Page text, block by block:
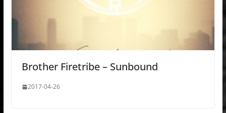
Brother Firetribe – Sunbound
2017-04-26